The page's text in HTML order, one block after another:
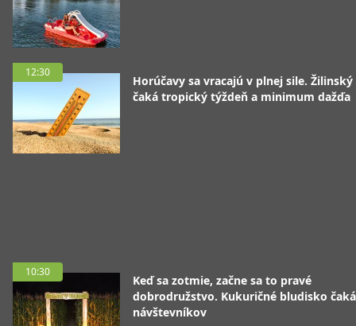
12:30
Horúčavy sa vracajú v plnej sile.
čaká tropický týždeň a minimum dažďa
10:30
Keď sa zotmie, začne sa to pravé
dobrodružstvo. Kukuričné bludisko
návštevníkov